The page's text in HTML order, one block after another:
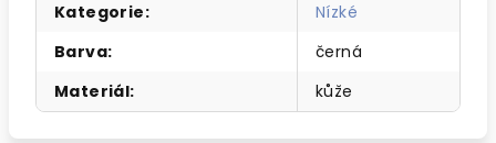
Kategorie:
Nízké
Barva:
černá
Materiál: kůže